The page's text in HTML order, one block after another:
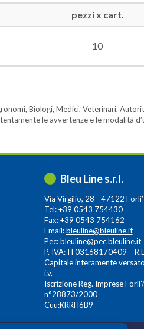
pezzi x cart.
10
Biologi, Medici, Veterinari,
le avvertenze e le modalità
Bleu Line s.r.l.
Via Virgilio, 28 - 47122
Tel: +39 0543 754430
Fax: +39 0543 754162
Email:bleuline@bleuline.it
Pec:bleuline@pec.bleuline.it
P. IVA: IT03168170409 –
Capitale interamente
i.v.
Iscrizione Reg. Imprese
n°28873/2000
Cuu:KRRH6B9